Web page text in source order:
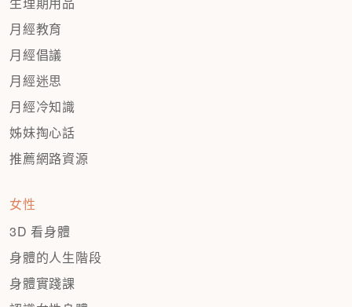
月經教育
月經倡議
月經迷思
月經冷知識
姊妹掏心話
推薦網路資源
女性
3D 看身體
身體的人生階段
身體實踐課